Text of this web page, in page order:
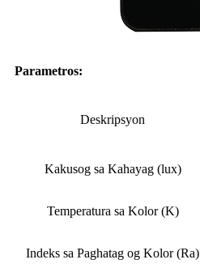
Parametros:
Deskripsyon
Kakusog sa Kahayag (lux)
Temperatura sa Kolor (K)
Indeks sa Paghatag og Kolor (Ra)